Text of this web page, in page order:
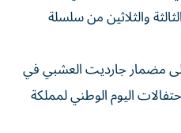
والثلاثين من سلسلة
مضمار جارديت العشبي في
اليوم الوطني لمملكة